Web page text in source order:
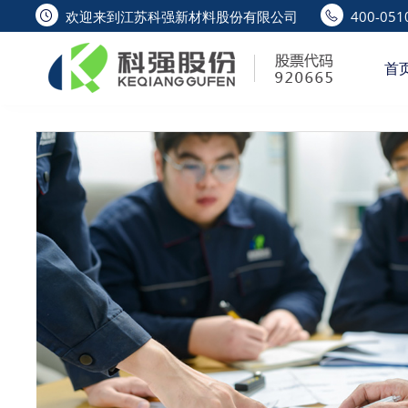
欢迎来到江苏科强新材料股份有限公司 400-
首
公司工厂
首页 公司工厂